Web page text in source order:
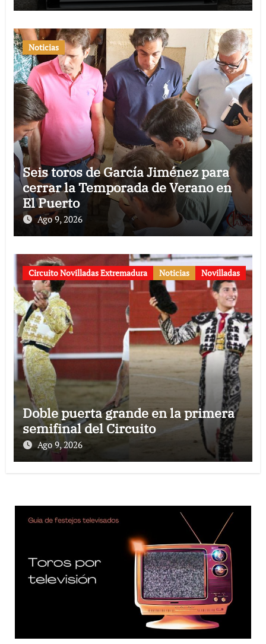
Noticias
Seis toros de García Jiménez para
cerrar la Temporada de Verano en
El Puerto
Ago 9, 2026
Circuito Novilladas Extremadura Noticias Novilladas
Doble puerta grande en la primera
semifinal del Circuito
Ago 9, 2026